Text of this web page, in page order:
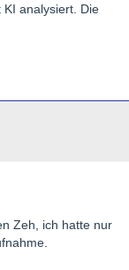
analysiert. Die
Zeh, ich hatte nur